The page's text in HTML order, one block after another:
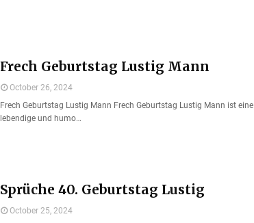
Frech Geburtstag Lustig Mann
October 26, 2024
Frech Geburtstag Lustig Mann Frech Geburtstag Lustig Mann ist eine
lebendige und humo…
Sprüche 40. Geburtstag Lustig
October 25, 2024